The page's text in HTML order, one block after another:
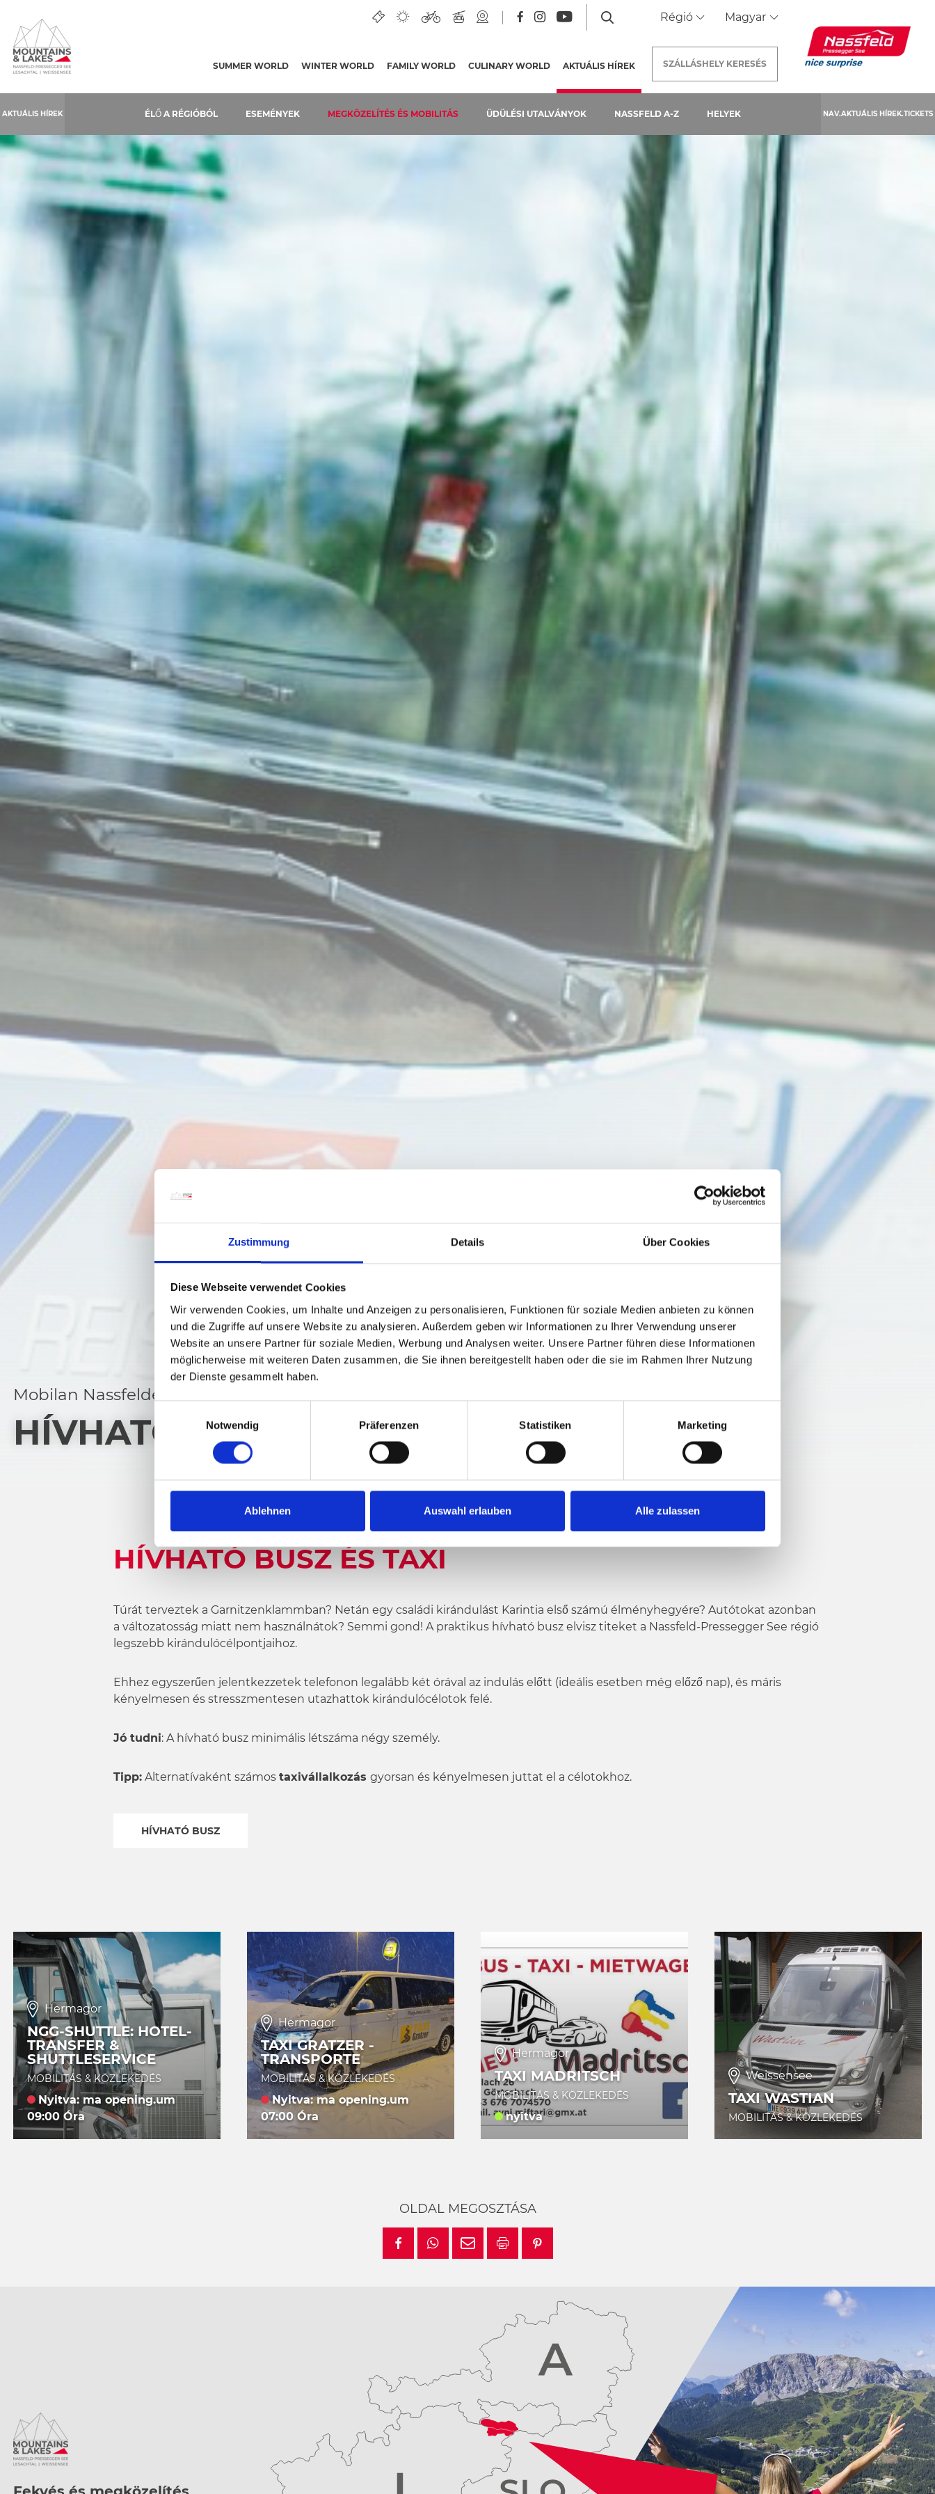
Zustimmung Details Über Cookies
Diese Webseite verwendet Cookies
Wir verwenden Cookies, um Inhalte und Anzeigen zu personalisieren, Funktionen für soziale Medien anbieten zu können
und die Zugriffe auf unsere Website zu analysieren. Außerdem geben wir Informationen zu Ihrer Verwendung unserer
Website an unsere Partner für soziale Medien, Werbung und Analysen weiter. Unsere Partner führen diese Informationen
möglicherweise mit weiteren Daten zusammen, die Sie ihnen bereitgestellt haben oder die sie im Rahmen Ihrer Nutzung
der Dienste gesammelt haben.
i
n
g
u
s
a
u
Notwendig Präferenzen Statistiken Marketing
Ablehnen Auswahl erlauben Alle zulassen
Régió Magyar
SUMMER WORLD WINTER WORLD FAMILY WORLD CULINARY WORLD AKTUÁLIS HÍREK (AKTUÁLIS OLDAL)
AKTUÁLIS HÍREK ÉLŐ A RÉGIÓBÓL ESEMÉNYEK MEGKÖZELÍTÉS ÉS MOBILITÁS ÜDÜLÉSI UTALVÁNYOK NASSFELD A-Z HELYEK NAV.AKTUÁLIS HÍREK.TICKETS
SZÁLLÁSHELY KERESÉS
Mobilan Nassfelden
HÍVHATÓ BUSZ ÉS TAXI
HÍVHATÓ BUSZ ÉS TAXI
Túrát terveztek a Garnitzenklammban? Netán egy családi kirándulást Karintia első számú élményhegyére? Autótokat azonban
a változatosság miatt nem használnátok? Semmi gond! A praktikus hívható busz elvisz titeket a Nassfeld-Pressegger See régió
legszebb kirándulócélpontjaihoz.
Ehhez egyszerűen jelentkezzetek telefonon legalább két órával az indulás előtt (ideális esetben még előző nap), és máris
kényelmesen és stresszmentesen utazhattok kirándulócélotok felé.
Jó tudni: A hívható busz minimális létszáma négy személy.
Tipp: Alternatívaként számos taxivállalkozás gyorsan és kényelmesen juttat el a célotokhoz.
HÍVHATÓ BUSZ
Hermagor
NGG-SHUTTLE: HOTEL-
TRANSFER &
SHUTTLESERVICE
MOBILITÁS & KÖZLEKEDÉS
Nyitva: ma opening.um
09:00 Óra
Hermagor
TAXI GRATZER -
TRANSPORTE
MOBILITÁS & KÖZLEKEDÉS
Nyitva: ma opening.um
07:00 Óra
Hermagor
TAXI MADRITSCH
MOBILITÁS & KÖZLEKEDÉS
nyitva
Weissensee
TAXI WASTIAN
MOBILITÁS & KÖZLEKEDÉS
OLDAL MEGOSZTÁSA